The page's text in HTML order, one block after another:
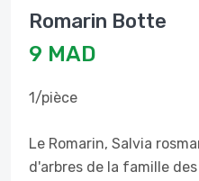
Romarin Botte
9 MAD
1/pièce
Le Romarin, Salvia
d'arbres de la famille